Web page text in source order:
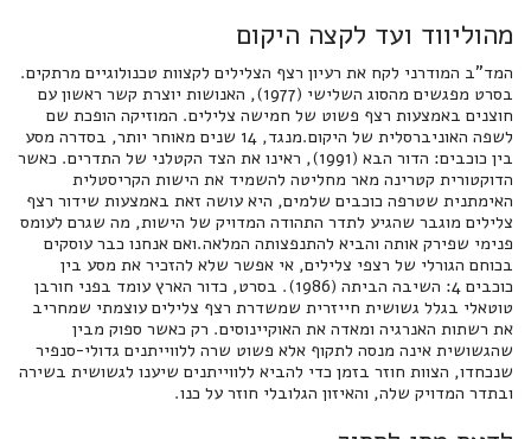
מהוליווד ועד לקצה היקום
המד"ב המודרני לקח את רעיון רצף הצלילים לקצוות טכנולוגיים מרתקים.
בסרט מפגשים מהסוג השלישי (1977), האנושות יוצרת קשר ראשון עם
חוצנים באמצעות רצף פשוט של חמישה צלילים. המוזיקה הופכת שם
לשפה האוניברסלית של היקום.מנגד, 14 שנים מאוחר יותר, בסדרה מסע
בין כוכבים: הדור הבא (1991), ראינו את הצד הקטלני של התדרים. כאשר
הדוקטורית קטרינה מאר מחליטה להשמיד את הישות הקריסטלית
האימתנית שטרפה כוכבים שלמים, היא עושה זאת באמצעות שידור רצף
צלילים מוגבר שהגיע לתדר התהודה המדויק של הישות, מה שגרם לעומס
פנימי שפירק אותה והביא להתנפצותה המלאה.ואם אנחנו כבר עוסקים
בכוחם הגורלי של רצפי צלילים, אי אפשר שלא להזכיר את מסע בין
כוכבים 4: השיבה הביתה (1986). בסרט, כדור הארץ עומד בפני חורבן
טוטאלי בגלל גשושית חייזרית שמשדרת רצף צלילים עוצמתי שמחריב
את רשתות האנרגיה ומאדה את האוקיינוסים. רק כאשר ספוק מבין
שהגשושית אינה מנסה לתקוף אלא פשוט שרה ללווייתנים גדולי-סנפיר
שנכחדו, הצוות חוזר בזמן כדי להביא ללווייתנים שיענו לגשושית בשירה
ובתדר המדויק שלה, והאיזון הגלובלי חוזר על כנו.